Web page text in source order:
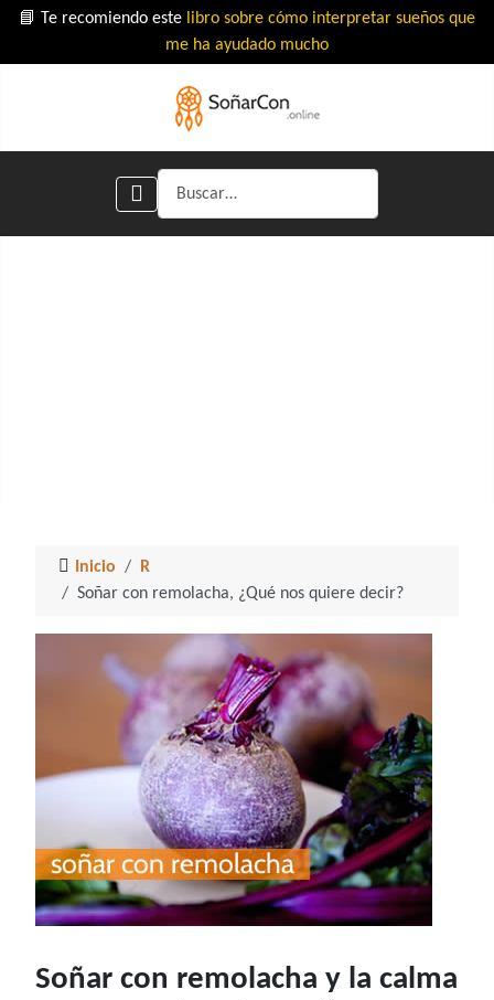
📘 Te recomiendo este libro sobre cómo interpretar sueños que
me ha ayudado mucho
Buscar
Inicio
R
Soñar con remolacha, ¿Qué nos quiere decir?
Soñar con remolacha y la calma